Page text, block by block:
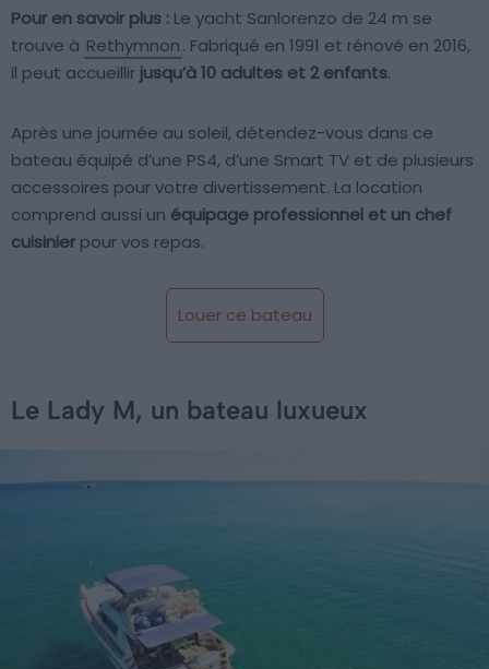
Pour en savoir plus : Le yacht Sanlorenzo de 24 m se
trouve à Rethymnon. Fabriqué en 1991 et rénové en 2016,
il peut accueillir jusqu’à 10 adultes et 2 enfants.
Après une journée au soleil, détendez-vous dans ce
bateau équipé d’une PS4, d’une Smart TV et de plusieurs
accessoires pour votre divertissement. La location
comprend aussi un équipage professionnel et un chef
cuisinier pour vos repas.
Louer ce bateau
Le Lady M, un bateau luxueux